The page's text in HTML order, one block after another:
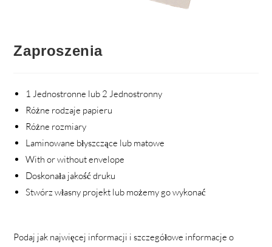
Zaproszenia
1 Jednostronne lub 2 Jednostronny
Różne rodzaje papieru
Różne rozmiary
Laminowane błyszczące lub matowe
With or without envelope
Doskonała jakość druku
Stwórz własny projekt lub możemy go wykonać
Podaj jak najwięcej informacji i szczegółowe informacje o